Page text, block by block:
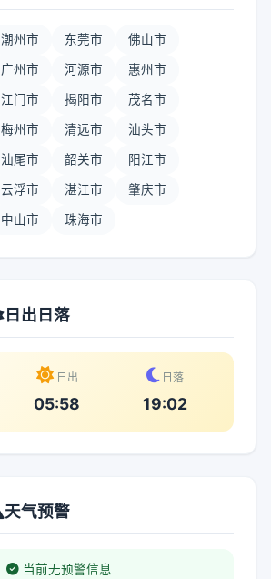
潮州市 东莞市 佛山市
广州市 河源市 惠州市
江门市 揭阳市 茂名市
梅州市 清远市 汕头市
汕尾市 韶关市 阳江市
云浮市 湛江市 肇庆市
中山市 珠海市
日出日落
日出
05:58
日落
19:02
天气预警
当前无预警信息